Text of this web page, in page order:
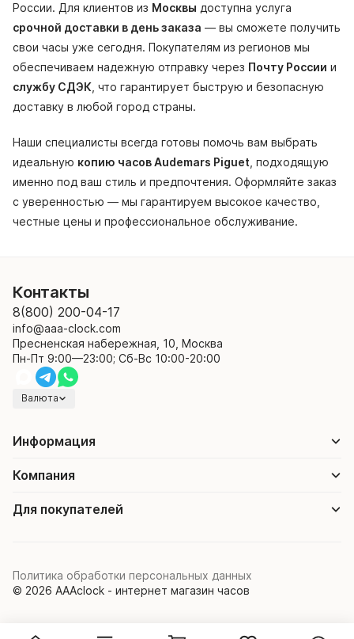
России. Для клиентов из Москвы доступна услуга
срочной доставки в день заказа — вы сможете получить
свои часы уже сегодня. Покупателям из регионов мы
обеспечиваем надежную отправку через Почту России и
службу СДЭК , что гарантирует быструю и безопасную
доставку в любой город страны.
Наши специалисты всегда готовы помочь вам выбрать
идеальную копию часов Audemars Piguet , подходящую
именно под ваш стиль и предпочтения. Оформляйте заказ
с уверенностью — мы гарантируем высокое качество,
честные цены и профессиональное обслуживание.
Контакты
8(800) 200-04-17
info@aaa-clock.com
Пресненская набережная, 10, Москва
Пн-Пт 9:00—23:00; Сб-Вс 10:00-20:00
Валюта
Информация
Компания
Для покупателей
© 2026 AAAclock - интернет магазин часов
Политика обработки персональных данных